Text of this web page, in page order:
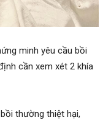
minh yêu cầu bồi
cần xem xét 2 khía
thường thiệt hại,